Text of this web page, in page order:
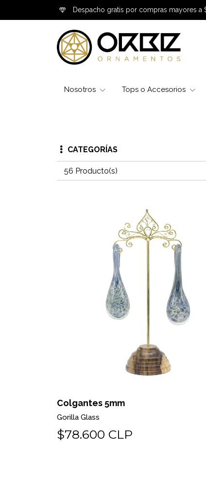
Despacho gratis por compras mayores a
Nosotros Tops o Accesorios
CATEGORÍAS
56 Producto(s)
Colgantes 5mm
Gorilla Glass
$78.600 CLP